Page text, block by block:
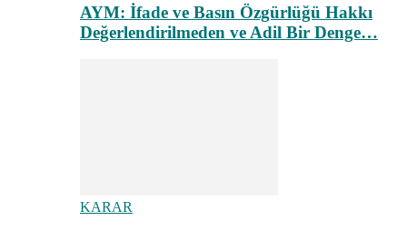
AYM: İfade ve Basın Özgürlüğü Hakkı
Değerlendirilmeden ve Adil Bir Denge…
KARAR